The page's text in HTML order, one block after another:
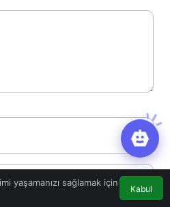
yaşamanızı sağlamak için
Kabul